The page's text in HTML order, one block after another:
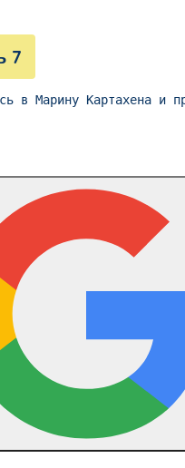
7
в Марину Картахена и